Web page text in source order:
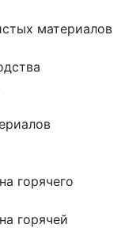
материалов
горячего
горячей